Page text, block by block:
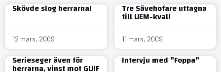
Skövde slog herrarna!
12 mars, 2009
Tre Sävehofare uttagna
till UEM-kval!
11 mars, 2009
Serieseger även för
herrarna, vinst mot GUIF
Intervju med "Foppa"